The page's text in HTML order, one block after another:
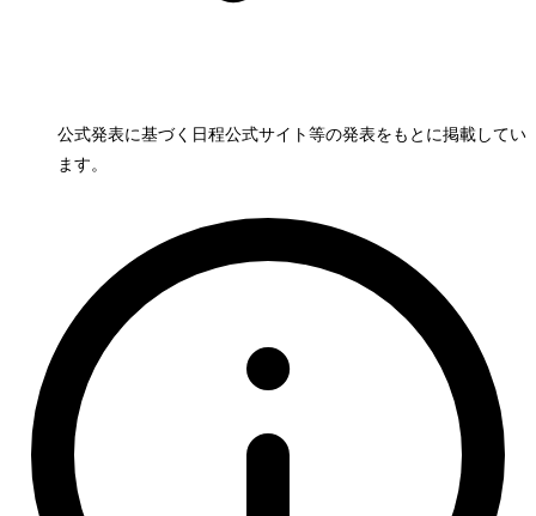
公式発表に基づく日程公式サイト等の発表をもとに掲載してい
ます。